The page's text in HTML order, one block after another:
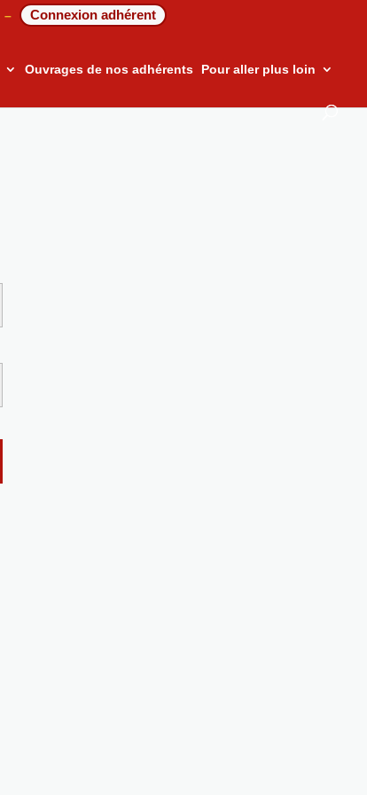
– Connexion adhérent
Ouvrages de nos adhérents Pour aller plus loin